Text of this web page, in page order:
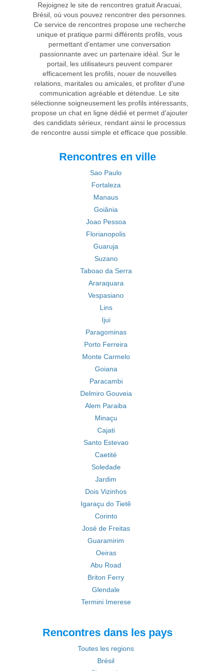
Rejoignez le site de rencontres gratuit Aracuai,
Brésil, où vous pouvez rencontrer des personnes.
Ce service de rencontres propose une recherche
unique et pratique parmi différents profils, vous
permettant d'entamer une conversation
passionnante avec un partenaire idéal. Sur le
portail, les utilisateurs peuvent comparer
efficacement les profils, nouer de nouvelles
relations, maritales ou amicales, et profiter d'une
communication agréable et détendue. Le site
sélectionne soigneusement les profils intéressants,
propose un chat en ligne dédié et permet d'ajouter
des candidats sérieux, rendant ainsi le processus
de rencontre aussi simple et efficace que possible.
Rencontres en ville
Sao Paulo
Fortaleza
Manaus
Goiânia
Joao Pessoa
Florianopolis
Guaruja
Suzano
Taboao da Serra
Araraquara
Vespasiano
Lins
Ijui
Paragominas
Porto Ferreira
Monte Carmelo
Goiana
Paracambi
Delmiro Gouveia
Alem Paraiba
Minaçu
Cajati
Santo Estevao
Caetité
Soledade
Jardim
Dois Vizinhos
Igaraçu do Tietê
Corinto
José de Freitas
Guaramirim
Oeiras
Abu Road
Briton Ferry
Glendale
Termini Imerese
Rencontres dans les pays
Toutes les regions
Brésil